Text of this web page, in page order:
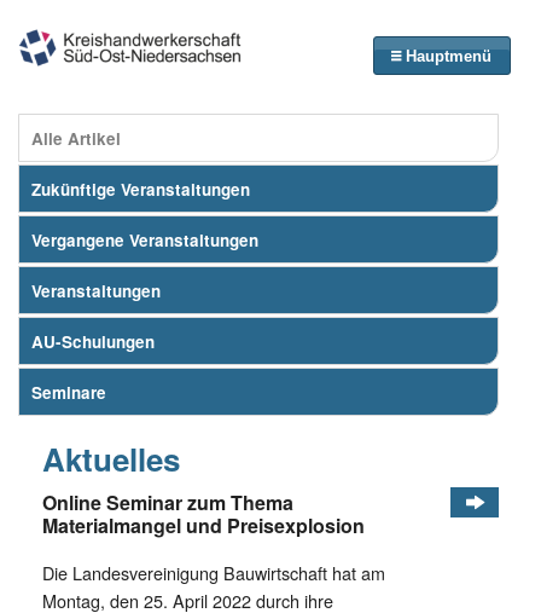
Hauptmenü
Alle Artikel
Zukünftige Veranstaltungen
Vergangene Veranstaltungen
Veranstaltungen
AU-Schulungen
Seminare
Aktuelles
Online Seminar zum Thema
Materialmangel und Preisexplosion
Die Landesvereinigung Bauwirtschaft hat am
Montag, den 25. April 2022 durch ihre